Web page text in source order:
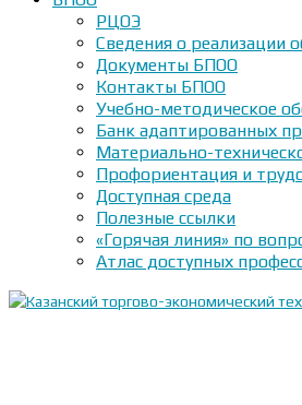
РЦОЭ
Сведения о реализации
Документы БПОО
Контакты БПОО
Учебно-методическое
Банк адаптированных
Материально-
Профориентация и
Доступная среда
Полезные ссылки
«Горячая линия» по
Атлас доступных